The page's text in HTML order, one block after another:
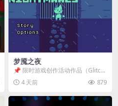
梦魇之夜
📌 限时游戏创作活动作品（Glitch
Game Jam） 📖 故事背景 怪物四...
4 天前 879